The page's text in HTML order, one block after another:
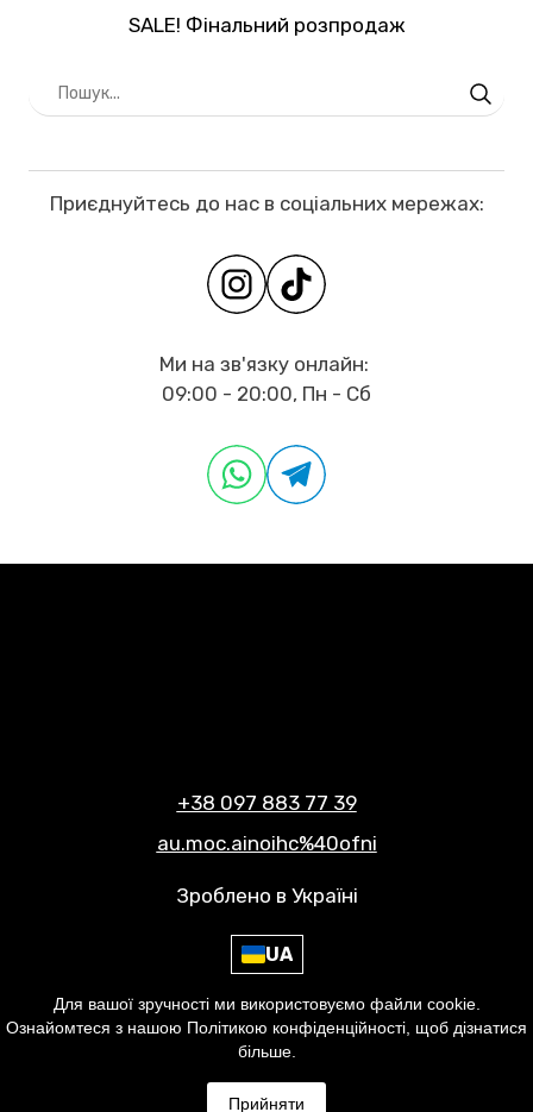
SALE! Фінальний розпродаж
Приєднуйтесь до нас в соціальних мережах:
Ми на зв'язку онлайн:
09:00 - 20:00, Пн - Сб
+38 097 883 77 39
au.moc.ainoihc%40ofni
Зроблено в Україні
UA
Умови використання сайту
Політика конфіденційності
© 2021-2026, CHIONIA | ХІОНІЯ
Для вашої зручності ми використовуємо файли cookie.
Ознайомтеся з нашою Політикою конфіденційності, щоб дізнатися
більше.
Прийняти